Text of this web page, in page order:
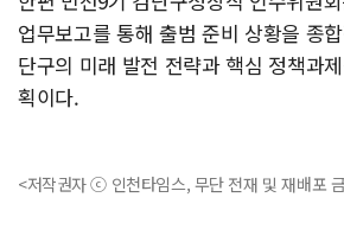
업무보고를 통해 출범 준비 상황을 종
단구의 미래 발전 전략과 핵심 정책과
획이다.
<저작권자 ⓒ 인천타임스, 무단 전재 및 재배포